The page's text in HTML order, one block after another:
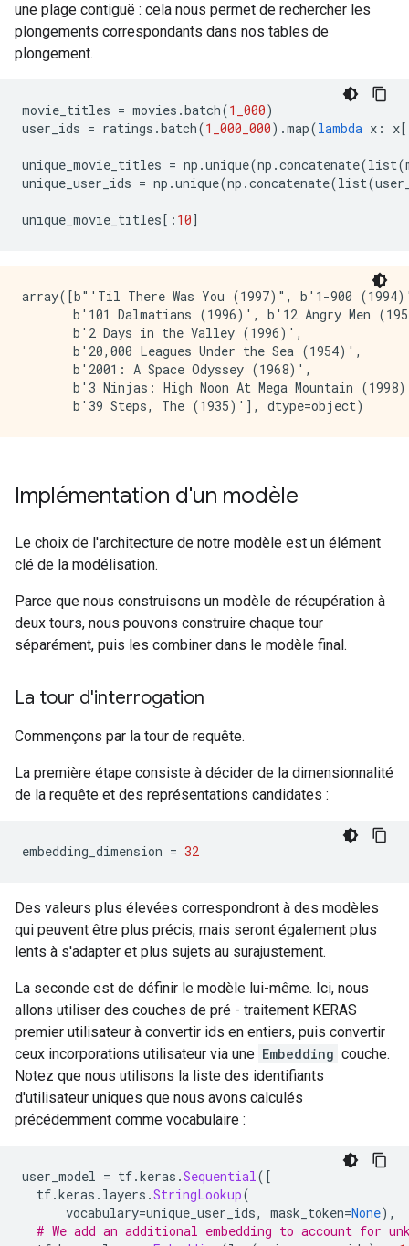
une plage contiguë : cela nous permet de rechercher les
plongements correspondants dans nos tables de
plongement.
movie_titles = movies .batch(1_000)
user_ids = ratings .batch(1_000_000).map(lambda x : x[
unique_movie_titles = np .unique(np .concatenate(list(
unique_user_ids = np .unique(np .concatenate(list(
unique_movie_titles[: 10]
array([b"'Til There Was You (1997)", b'1-900
b'101 Dalmatians (1996)', b'12 Angry Men
       b'2 Days in the Valley (1996)',
       b'20,000 Leagues Under the Sea (1954)',
       b'2001: A Space Odyssey (1968)',
b'3 Ninjas: High Noon At Mega Mountain
Implémentation d'un modèle
Le choix de l'architecture de notre modèle est un élément
clé de la modélisation.
Parce que nous construisons un modèle de récupération à
deux tours, nous pouvons construire chaque tour
séparément, puis les combiner dans le modèle final.
La tour d'interrogation
Commençons par la tour de requête.
La première étape consiste à décider de la dimensionnalité
de la requête et des représentations candidates :
embedding_dimension = 32
Des valeurs plus élevées correspondront à des modèles
qui peuvent être plus précis, mais seront également plus
lents à s'adapter et plus sujets au surajustement.
La seconde est de définir le modèle lui-même. Ici, nous
allons utiliser des couches de pré - traitement KERAS
premier utilisateur à convertir ids en entiers, puis convertir
ceux incorporations utilisateur via une Embedding couche.
Notez que nous utilisons la liste des identifiants
d'utilisateur uniques que nous avons calculés
précédemment comme vocabulaire :
user_model = tf.keras .Sequential([
tf.keras . layers .StringLookup(
vocabulary=unique_user_ids, mask_token=None),
# We add an additional embedding to account for